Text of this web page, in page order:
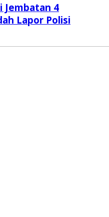
Jembatan 4
Lapor Polisi